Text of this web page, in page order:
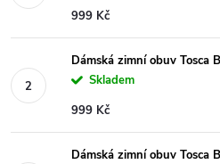
999 Kč
Dámská zimní obuv Tosca
Skladem
999 Kč
Dámská zimní obuv Tosca